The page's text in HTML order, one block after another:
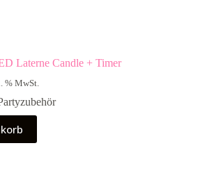
Laterne Candle + Timer
% MwSt.